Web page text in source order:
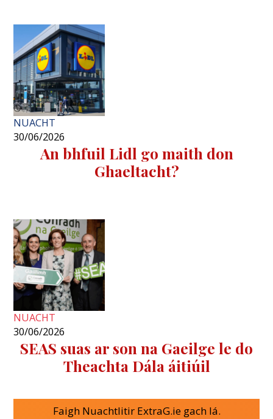
NUACHT
30/06/2026
An bhfuil Lidl go maith don
Ghaeltacht?
NUACHT
30/06/2026
SEAS suas ar son na Gaeilge le do
Theachta Dála áitiúil
Faigh Nuachtlitir ExtraG.ie gach lá.